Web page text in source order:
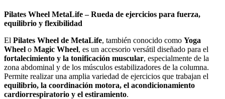
Pilates Wheel MetaLife – Rueda de ejercicios para fuerza,
equilibrio y flexibilidad
El Pilates Wheel de MetaLife, también conocido como Yoga
Wheel o Magic Wheel, es un accesorio versátil diseñado para el
fortalecimiento y la tonificación muscular, especialmente de la
zona abdominal y de los músculos estabilizadores de la columna.
Permite realizar una amplia variedad de ejercicios que trabajan el
equilibrio, la coordinación motora, el acondicionamiento
cardiorrespiratorio y el estiramiento.